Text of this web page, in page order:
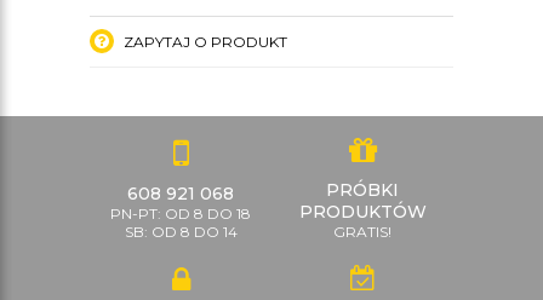
ZAPYTAJ O PRODUKT
608 921 068
PN-PT: OD 8 DO 18
SB: OD 8 DO 14
PRÓBKI
PRODUKTÓW
GRATIS!